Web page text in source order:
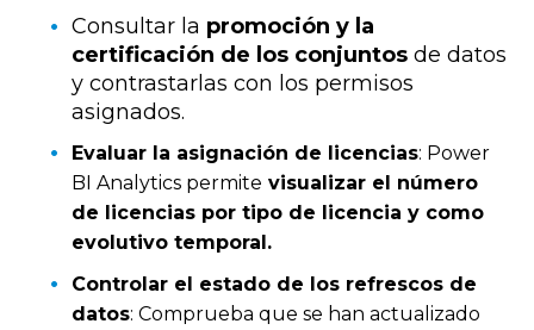
Consultar la promoción y la
certificación de los conjuntos de datos
y contrastarlas con los permisos
asignados.
Evaluar la asignación de licencias: Power
BI Analytics permite visualizar el número
de licencias por tipo de licencia y como
evolutivo temporal.
Controlar el estado de los refrescos de
datos: Comprueba que se han actualizado